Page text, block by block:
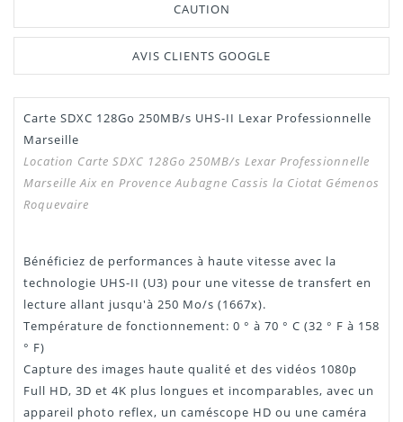
CAUTION
AVIS CLIENTS GOOGLE
Carte SDXC 128Go 250MB/s UHS-II Lexar Professionnelle
Marseille
Location Carte SDXC 128Go 250MB/s Lexar Professionnelle
Marseille Aix en Provence Aubagne Cassis la Ciotat Gémenos
Roquevaire
Bénéficiez de performances à haute vitesse avec la
technologie UHS-II (U3) pour une vitesse de transfert en
lecture allant jusqu'à 250 Mo/s (1667x).
Température de fonctionnement: 0 ° à 70 ° C (32 ° F à 158
° F)
Capture des images haute qualité et des vidéos 1080p
Full HD, 3D et 4K plus longues et incomparables, avec un
appareil photo reflex, un caméscope HD ou une caméra